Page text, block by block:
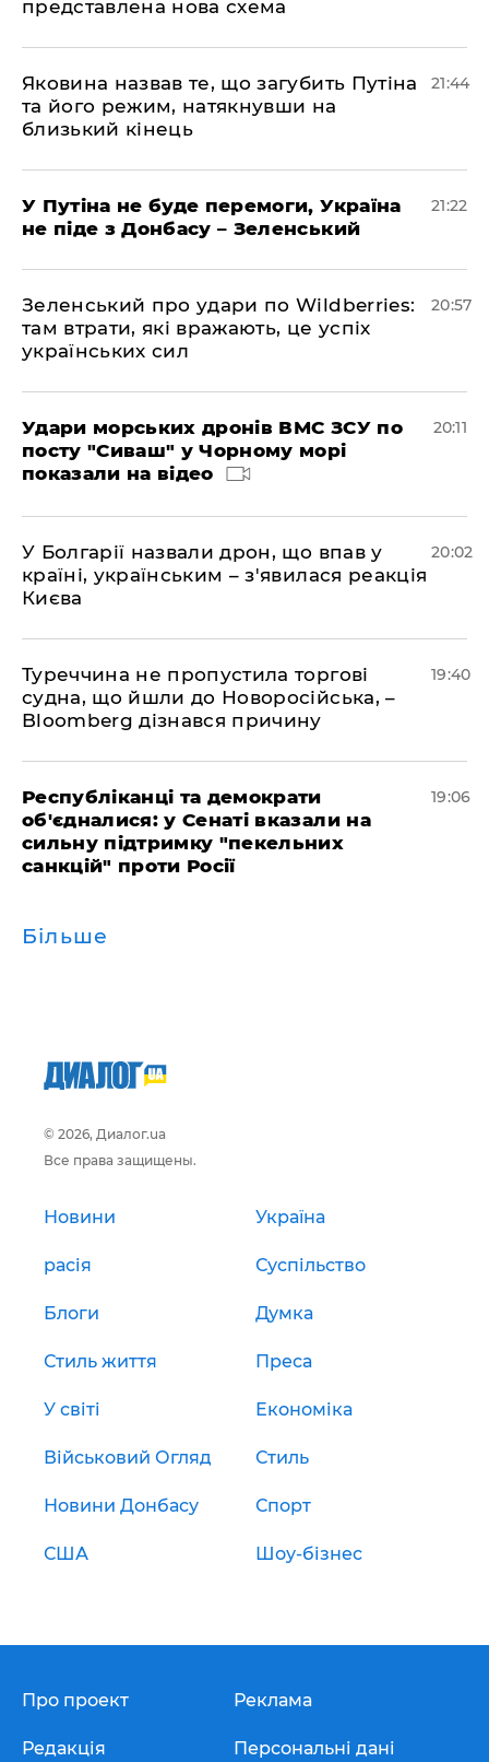
представлена ​​нова схема
Яковина назвав те, що загубить Путіна
та його режим, натякнувши на
близький кінець
21:44
У Путіна не буде перемоги, Україна
не піде з Донбасу – Зеленський
21:22
Зеленський про удари по Wildberries:
там втрати, які вражають, це успіх
українських сил
20:57
Удари морських дронів ВМС ЗСУ по
посту "Сиваш" у Чорному морі
показали на відео
20:11
У Болгарії назвали дрон, що впав у
країні, українським – з'явилася реакція
Києва
20:02
Туреччина не пропустила торгові
судна, що йшли до Новоросійська, –
Bloomberg дізнався причину
19:40
Республіканці та демократи
об'єдналися: у Сенаті вказали на
сильну підтримку "пекельних
санкцій" проти Росії
19:06
Більше
© 2026, Диалог.ua
Все права защищены.
Новини Україна
расія Суспільство
Блоги Думка
Стиль життя Преса
У світі Економіка
Військовий Огляд Стиль
Новини Донбасу Спорт
США Шоу-бізнес
Про проект
Редакція
Реклама
Персональні дані